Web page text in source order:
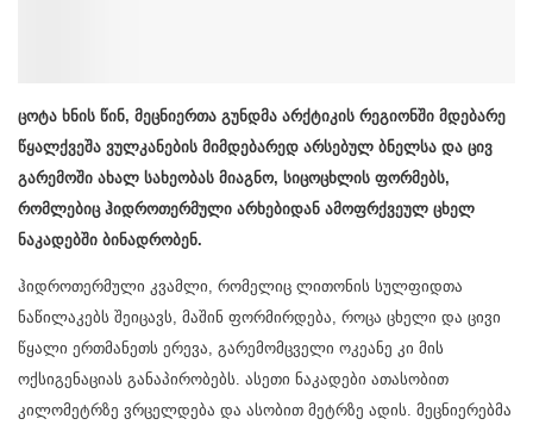
ცოტა ხნის წინ, მეცნიერთა გუნდმა არქტიკის რეგიონში მდებარე
წყალქვეშა ვულკანების მიმდებარედ არსებულ ბნელსა და ცივ
გარემოში ახალ სახეობას მიაგნო, სიცოცხლის ფორმებს,
რომლებიც ჰიდროთერმული არხებიდან ამოფრქვეულ ცხელ
ნაკადებში ბინადრობენ.
ჰიდროთერმული კვამლი, რომელიც ლითონის სულფიდთა
ნაწილაკებს შეიცავს, მაშინ ფორმირდება, როცა ცხელი და ცივი
წყალი ერთმანეთს ერევა, გარემომცველი ოკეანე კი მის
ოქსიგენაციას განაპირობებს. ასეთი ნაკადები ათასობით
კილომეტრზე ვრცელდება და ასობით მეტრზე ადის. მეცნიერებმა